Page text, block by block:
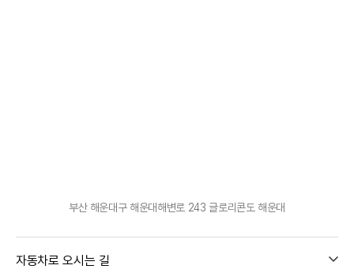
부산 해운대구 해운대해변로 243 글로리콘도 해운대
자동차로 오시는 길